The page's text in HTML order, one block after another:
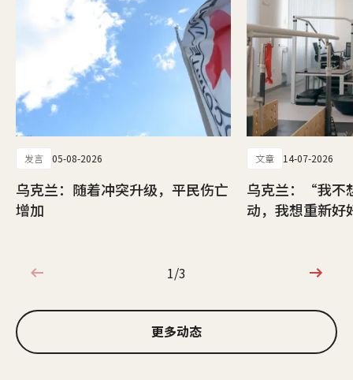
发言 05-08-2026
乌克兰：随着冲突升级，平民伤亡
增加
文章 14-07-2026
乌克兰：“我不
动，我想重新
1/3
1/3
更多动态